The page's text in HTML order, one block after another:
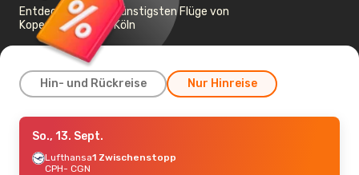
Entdecken Sie die günstigsten Flüge von
Kopenhagen nach Köln
Hin- und Rückreise Nur Hinreise
Sa., 3. Okt.- Sa., 3. Okt.
Lufthansa1 Zwischenstopp
CPH- CGN
So., 13. Sept.
Lufthansa1 Zwischenstopp
CPH- CGN